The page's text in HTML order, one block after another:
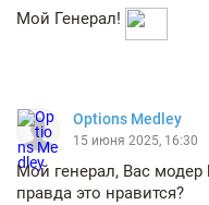
Мой Генерал!
Options Medlеy
15 июня 2025, 16:30
Мой генерал, Вас модер
правда это нравится?